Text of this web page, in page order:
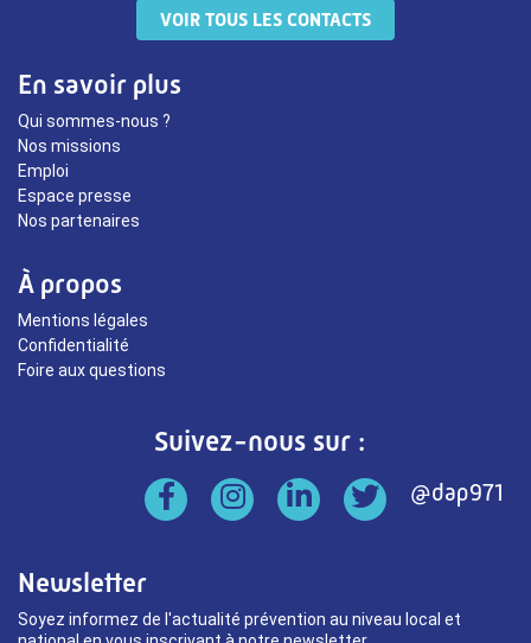
VOIR TOUS LES CONTACTS
En savoir plus
Qui sommes-nous ?
Nos missions
Emploi
Espace presse
Nos partenaires
À propos
Mentions légales
Confidentialité
Foire aux questions
Suivez-nous sur :
Newsletter
Soyez informez de l'actualité prévention au niveau local et